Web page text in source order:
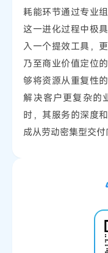
耗能环节通过专业
这一进化过程中极
入一个提效工具，
乃至商业价值定位
够将资源从重复性
解决客户更复杂的
时，其服务的深度
成从劳动密集型交付